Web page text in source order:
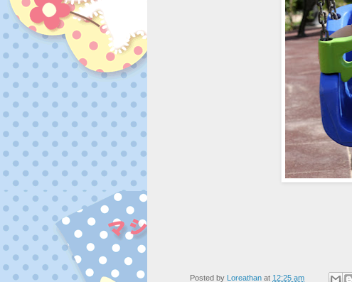
Posted by Loreathan at 12:25 am